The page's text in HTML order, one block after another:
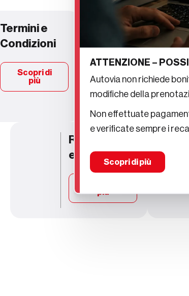
Termini e
Condizioni
Scopri di
più
Tariffario
accessori
più
Responsabilità
economiche
più
ATTENZIONE –
Autovia non richiede
modifiche della
Non effettuate
e verificate sempre i
Scopri di più